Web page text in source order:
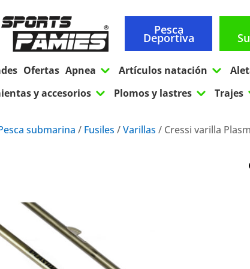
Pesca
Deportiva
Ofertas Apnea 3 Artículos natación 3
y accesorios 3 Plomos y lastres 3 Trajes
submarina / Fusiles /Varillas / Cressi varilla